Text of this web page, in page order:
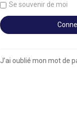
Se souvenir de moi
J’ai oublié mon mot de